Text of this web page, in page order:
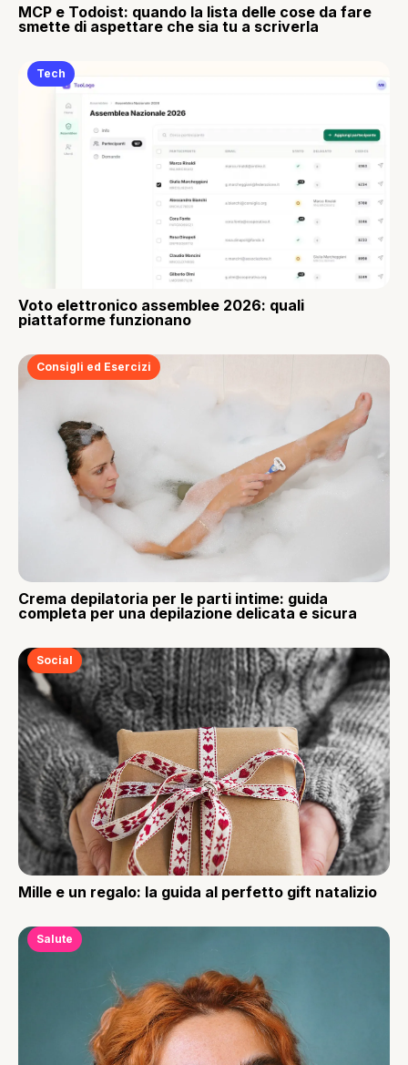
MCP e Todoist: quando la lista delle cose da fare
smette di aspettare che sia tu a scriverla
Tech
Voto elettronico assemblee 2026: quali
piattaforme funzionano
Consigli ed Esercizi
Crema depilatoria per le parti intime: guida
completa per una depilazione delicata e sicura
Social
Mille e un regalo: la guida al perfetto gift natalizio
Salute